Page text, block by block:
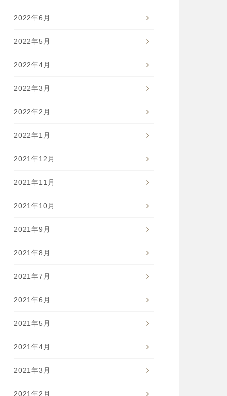
2022年6月
2022年5月
2022年4月
2022年3月
2022年2月
2022年1月
2021年12月
2021年11月
2021年10月
2021年9月
2021年8月
2021年7月
2021年6月
2021年5月
2021年4月
2021年3月
2021年2月